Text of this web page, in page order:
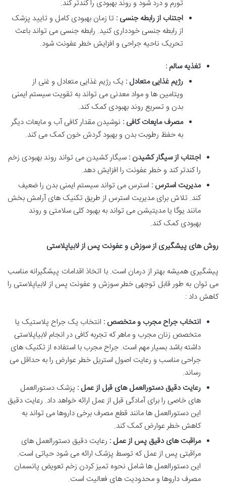
تورم و درد شود و روند بهبودی را کندتر کند.
اجتناب از رابطه جنسی : تا زمان بهبودی کامل و تایید پزشک
از رابطه جنسی خودداری کنید. رابطه جنسی می تواند باعث
تحریک ناحیه جراحی و افزایش خطر عفونت شود.
تغذیه سالم :
رژیم غذایی متعادل : یک رژیم غذایی متعادل و غنی از
ویتامین ها و مواد معدنی می تواند به تقویت سیستم ایمنی
بدن و تسریع روند بهبودی کمک کند.
مصرف مایعات کافی : نوشیدن مقدار کافی آب و مایعات دیگر
به حفظ رطوبت بدن و بهبود گردش خون کمک می کند.
اجتناب از سیگار کشیدن : سیگار کشیدن می تواند روند بهبودی زخم
را کندتر کند و خطر عفونت را افزایش دهد.
مدیریت استرس : استرس می تواند سیستم ایمنی بدن را ضعیف
کند. تلاش برای مدیریت استرس از طریق تکنیک های آرامش بخش
مانند یوگا یا مدیتیشن می تواند به بهبود کلی سلامتی و روند
بهبودی کمک کند.
روش های پیشگیری از سوزش و عفونت پس از لابیاپلاستی
پیشگیری همیشه بهتر از درمان است. با اتخاذ اقدامات پیشگیرانه مناسب
می توان به طور قابل توجهی خطر سوزش و عفونت پس از لابیاپلاستی را
کاهش داد :
انتخاب جراح مجرب و متخصص : انتخاب یک جراح پلاستیک یا
متخصص زنان مجرب و ماهر که تجربه کافی در انجام لابیاپلاستی
داشته باشد بسیار مهم است. جراح مجرب با استفاده از تکنیک های
جراحی مناسب و رعایت اصول استریل خطر عوارض را به حداقل می
رساند.
رعایت دقیق دستورالعمل های قبل از عمل : پزشک دستورالعمل
های خاصی را برای آمادگی قبل از عمل ارائه خواهد داد. رعایت دقیق
این دستورالعمل ها مانند قطع مصرف برخی داروها می تواند به
کاهش خطر عوارض کمک کند.
مراقبت های دقیق پس از عمل : رعایت دقیق دستورالعمل های
مراقبتی پس از عمل که توسط پزشک ارائه می شود حیاتی است.
این دستورالعمل ها شامل نحوه تمیز کردن زخم تعویض پانسمان
مصرف داروها و محدودیت های فعالیت است.